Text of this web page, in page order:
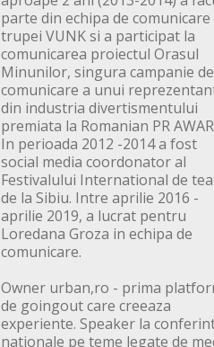
parte din echipa de comunicare
trupei VUNK si a participat la
comunicarea proiectul Orasul
Minunilor, singura campanie de
comunicare a unui
din industria divertismentului
premiata la Romanian PR
In perioada 2012 -2014 a fost
social media coordonator al
Festivalului International de
de la Sibiu. Intre aprilie 2016 -
aprilie 2019, a lucrat pentru
Loredana Groza in echipa de
comunicare.
Owner urban,ro - prima
de goingout care creeaza
experiente. Speaker la
nationale pe teme legate de